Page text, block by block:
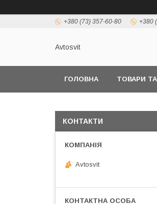
+380 (73) 357-60-80 +380
Avtosvit
ГОЛОВНА ТОВАРИ
КОНТАКТИ
Avtosvit